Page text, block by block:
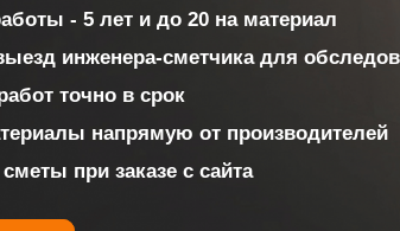
- 5 лет и до 20 на материал
инженера-сметчика для
точно в срок
напрямую от производителей
при заказе с сайта